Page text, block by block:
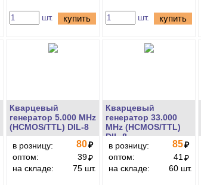
шт. купить шт. купить
Кварцевый
генератор 5.000 MHz
(HCMOS/TTL) DIL-8
в розницу:
80₽
оптом:
39₽
на складе:
75 шт.
Кварцевый
генератор 33.000
MHz (HCMOS/TTL)
DIL-8
в розницу:
85₽
оптом:
41 ₽
на складе:
60 шт.